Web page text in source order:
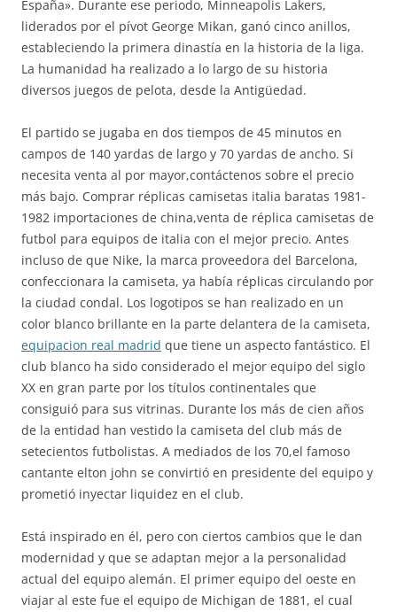
España». Durante ese periodo, Minneapolis Lakers,
liderados por el pívot George Mikan, ganó cinco anillos,
estableciendo la primera dinastía en la historia de la liga.
La humanidad ha realizado a lo largo de su historia
diversos juegos de pelota, desde la Antigüedad.
El partido se jugaba en dos tiempos de 45 minutos en
campos de 140 yardas de largo y 70 yardas de ancho. Si
necesita venta al por mayor,contáctenos sobre el precio
más bajo. Comprar réplicas camisetas italia baratas 1981-
1982 importaciones de china,venta de réplica camisetas de
futbol para equipos de italia con el mejor precio. Antes
incluso de que Nike, la marca proveedora del Barcelona,
confeccionara la camiseta, ya había réplicas circulando por
la ciudad condal. Los logotipos se han realizado en un
color blanco brillante en la parte delantera de la camiseta,
equipacion real madrid que tiene un aspecto fantástico. El
club blanco ha sido considerado el mejor equipo del siglo
XX en gran parte por los títulos continentales que
consiguió para sus vitrinas. Durante los más de cien años
de la entidad han vestido la camiseta del club más de
setecientos futbolistas. A mediados de los 70,el famoso
cantante elton john se convirtió en presidente del equipo y
prometió inyectar liquidez en el club.
Está inspirado en él, pero con ciertos cambios que le dan
modernidad y que se adaptan mejor a la personalidad
actual del equipo alemán. El primer equipo del oeste en
viajar al este fue el equipo de Michigan de 1881, el cual